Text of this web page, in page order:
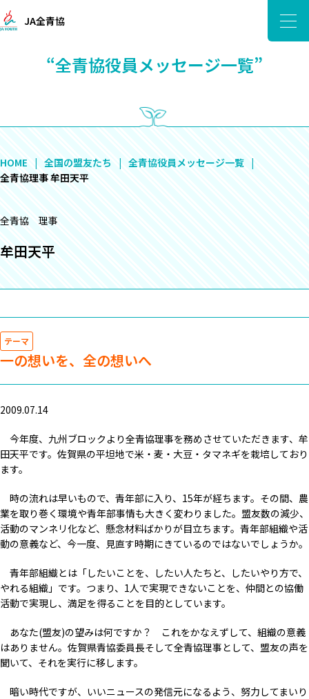
JA全青協
“全青協役員メッセージ一覧”
HOME 全国の盟友たち
全青協役員メッセージ一覧
全青協理事 牟田天平
全青協 理事
牟田天平
テーマ
一の想いを、全の想いへ
2009.07.14
今年度、九州ブロックより全青協理事を務めさせていただきます、牟
田天平です。佐賀県の平坦地で米・麦・大豆・タマネギを栽培しており
ます。
時の流れは早いもので、青年部に入り、15年が経ちます。その間、農
業を取り巻く環境や青年部事情も大きく変わりました。盟友数の減少、
活動のマンネリ化など、懸念材料ばかりが目立ちます。青年部組織や活
動の意義など、今一度、見直す時期にきているのではないでしょうか。
青年部組織とは「したいことを、したい人たちと、したいやり方で、
やれる組織」です。つまり、1人で実現できないことを、仲間との協働
活動で実現し、満足を得ることを目的としています。
あなた(盟友)の望みは何ですか？ これをかなえずして、組織の意義
はありません。佐賀県青協委員長そして全青協理事として、盟友の声を
聞いて、それを実行に移します。
暗い時代ですが、いいニュースの発信元になるよう、努力してまいり